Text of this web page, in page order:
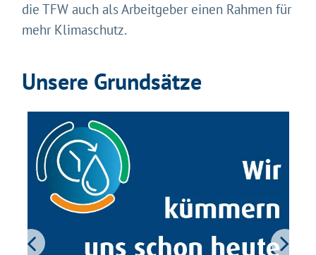
die TFW auch als Arbeitgeber einen Rahmen für
mehr Klimaschutz.
Unsere Grundsätze